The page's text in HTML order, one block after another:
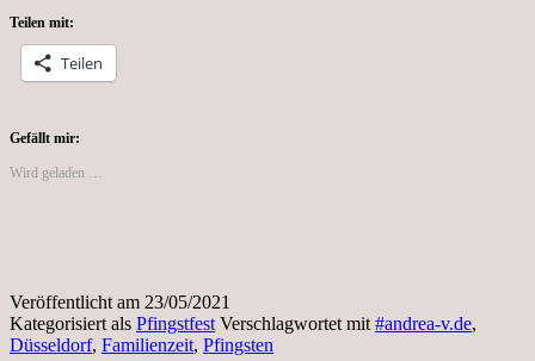
Teilen mit:
Teilen
Gefällt mir:
Wird geladen …
Veröffentlicht am 23/05/2021
Kategorisiert als Pfingstfest Verschlagwortet mit #andrea-v.de,
Düsseldorf, Familienzeit, Pfingsten